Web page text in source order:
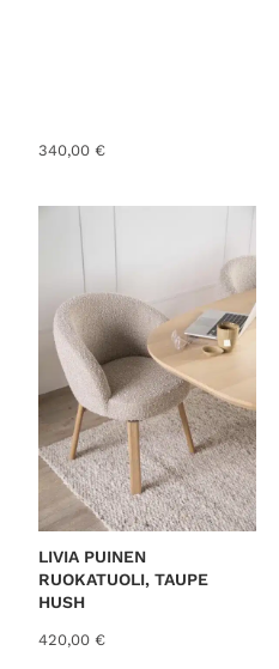
340,00 €
LIVIA PUINEN
RUOKATUOLI, TAUPE
HUSH
420,00 €